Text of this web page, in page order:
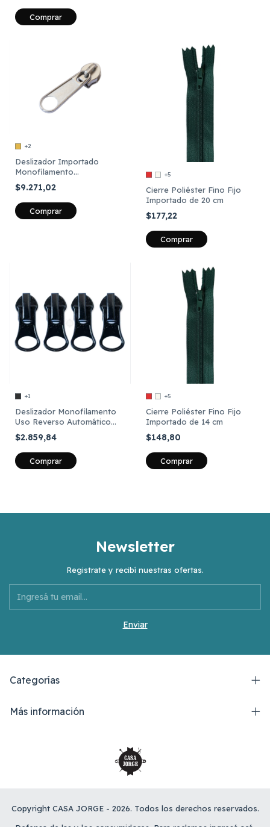
Comprar
+2
Deslizador Importado
Monofilamento
Marroquinero cadena 3 libre
x 100 Unidades
$9.271,02
Comprar
+5
Cierre Poliéster Fino Fijo
Importado de 20 cm
$177,22
Comprar
+1
Deslizador Monofilamento
Uso Reverso Automático
cadena 5 x 12 unidades
$2.859,84
Comprar
+5
Cierre Poliéster Fino Fijo
Importado de 14 cm
$148,80
Comprar
Newsletter
Registrate y recibí nuestras ofertas.
Categorías
Más información
Copyright CASA JORGE - 2026. Todos los derechos reservados.